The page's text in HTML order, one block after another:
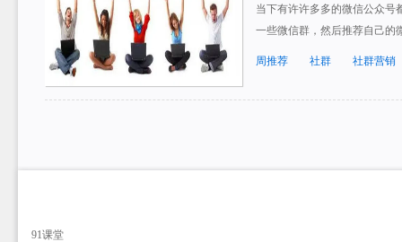
当下有许许多多的微信公众号
一些微信群，然后推荐自己
周推荐 社群 社群营销
91课堂